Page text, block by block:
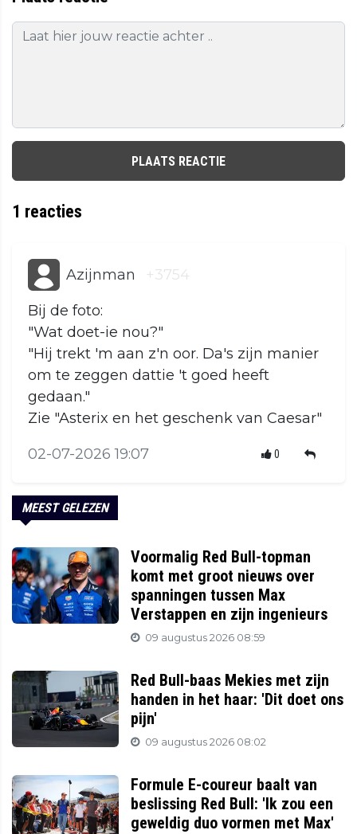
PLAATS REACTIE
1 reacties
Azijnman +3754
Bij de foto:
"Wat doet-ie nou?"
"Hij trekt 'm aan z'n oor. Da's zijn manier
om te zeggen dattie 't goed heeft
gedaan."
Zie "Asterix en het geschenk van Caesar"
02-07-2026 19:07 0
MEEST GELEZEN
Voormalig Red Bull-topman
komt met groot nieuws over
spanningen tussen Max
Verstappen en zijn ingenieurs
09 augustus 2026 08:59
Red Bull-baas Mekies met zijn
handen in het haar: 'Dit doet ons
pijn'
09 augustus 2026 08:02
Formule E-coureur baalt van
beslissing Red Bull: 'Ik zou een
geweldig duo vormen met Max'